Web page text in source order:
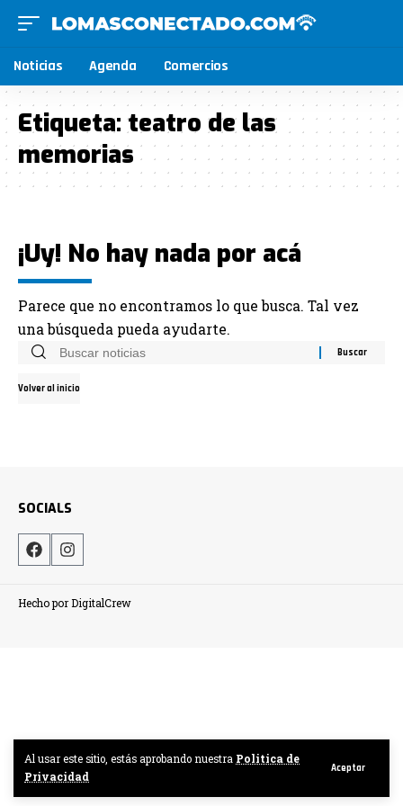
Al usar este sitio, estás aprobando nuestra Politica de
Privacidad
Aceptar
Noticias Agenda Comercios
Etiqueta:teatro de las
memorias
¡Uy! No hay nada por acá
Parece que no encontramos lo que busca. Tal vez
una búsqueda pueda ayudarte.
Volver al inicio
SOCIALS
Hecho por DigitalCrew